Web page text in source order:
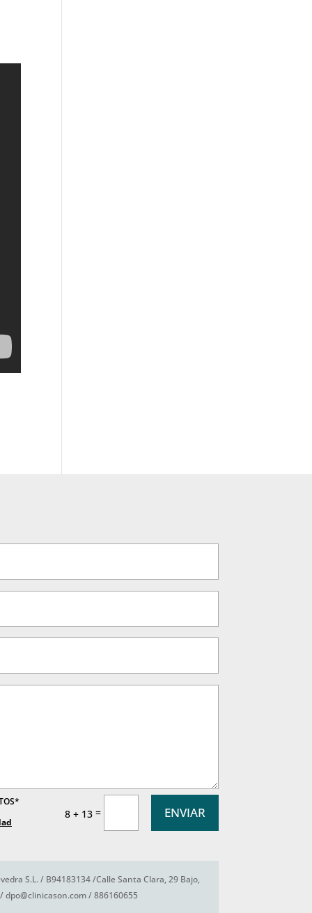
8 + 13= ENVIAR
S.L. / B94183134 /Calle Santa Clara, 29 Bajo,
/ 886160655